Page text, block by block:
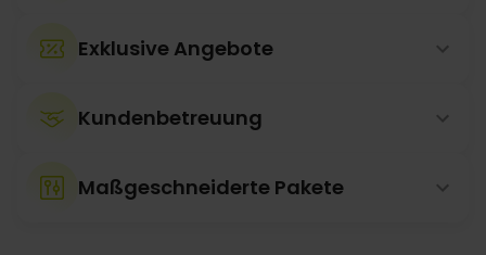
Exklusive Angebote
Kundenbetreuung
Maßgeschneiderte Pakete